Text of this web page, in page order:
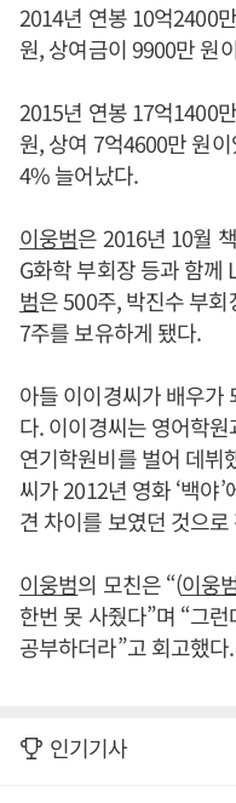
2014년 연봉 10억2400
원, 상여금이 9900만 원
2015년 연봉 17억1400
원, 상여 7억4600만 원
4% 늘어났다.
이웅범은 2016년 10월
G화학 부회장 등과 함께
범은 500주, 박진수 부
7주를 보유하게 됐다.
아들 이이경씨가 배우가
다. 이이경씨는 영어학
연기학원비를 벌어 데뷔
씨가 2012년 영화 ‘백야
견 차이를 보였던 것으
이웅범의 모친은 “(이웅
한번 못 사줬다”며 “그
공부하더라”고 회고했다.
인기기사